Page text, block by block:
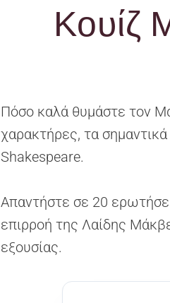
Κουίζ
Πόσο καλά θυμάστε τον
χαρακτήρες, τα
Shakespeare.
Απαντήστε σε 20
επιρροή της Λαίδης
εξουσίας.